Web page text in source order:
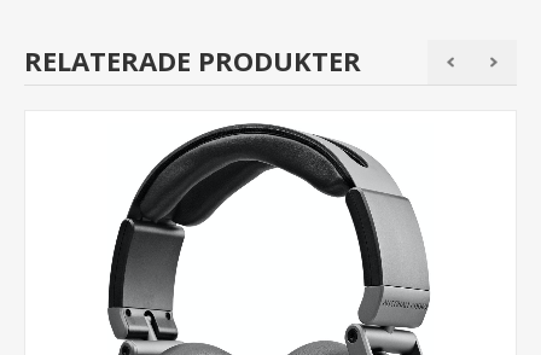
RELATERADE PRODUKTER